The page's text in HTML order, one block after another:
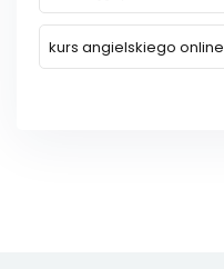
kurs angielskiego online